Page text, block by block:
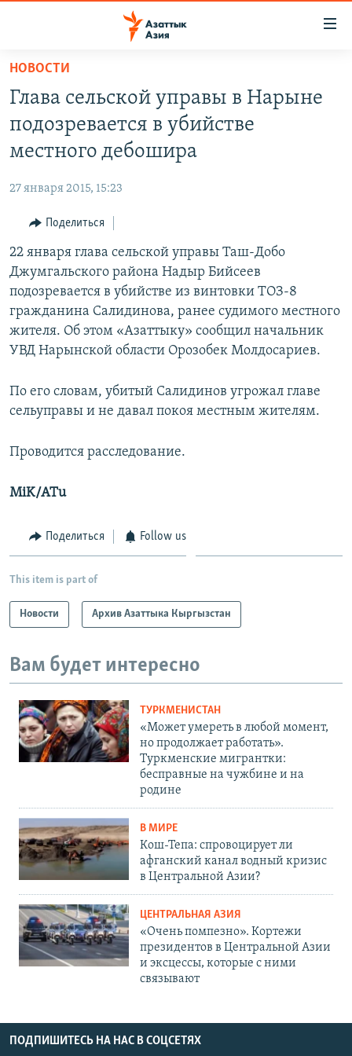
Вернуться
основному
содержанию
главной
навигации
Вернутся
поиску
ТАДЖИКИСТАН
ВОЙНА В УКРАИНЕ
ҚАЗАҚША
КЫРГЫЗЧА
ЎЗБЕКЧА
ТОҶИКӢ
TÜRKMENÇE
Все сайты РСЕ/РС
НОВОСТИ
Глава сельской управы в Нарыне
подозревается в убийстве
местного дебошира
27 января 2015, 15:23
Поделиться
22 января глава сельской управы Таш-Добо
Джумгальского района Надыр Бийсеев
подозревается в убийстве из винтовки ТОЗ-8
гражданина Салидинова, ранее судимого местного
жителя. Об этом «Азаттыку» сообщил начальник
УВД Нарынской области Орозобек Молдосариев.
По его словам, убитый Салидинов угрожал главе
сельуправы и не давал покоя местным жителям.
Проводится расследование.
MiK/ATu
Поделиться Follow us
This item is part of
Новости Архив Азаттыка Кыргызстан
Вам будет интересно
ТУРКМЕНИСТАН
«Может умереть в любой момент,
но продолжает работать».
Туркменские мигрантки:
бесправные на чужбине и на
родине
В МИРЕ
Кош-Тепа: спровоцирует ли
афганский канал водный кризис
в Центральной Азии?
ЦЕНТРАЛЬНАЯ АЗИЯ
«Очень помпезно». Кортежи
президентов в Центральной Азии
и эксцессы, которые с ними
связывают
ПОДПИШИТЕСЬ НА НАС В СОЦСЕТЯХ